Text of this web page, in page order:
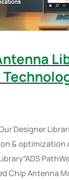
Designer
& optimization
Chip Antenna